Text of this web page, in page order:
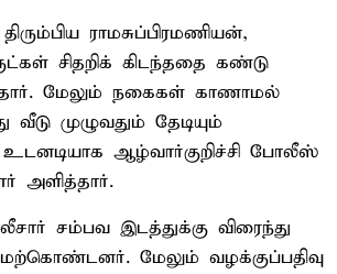
ராமசுப்பிரமணியன்,
சிதறிக் கிடந்ததை கண்டு
மேலும் நகைகள் காணாமல்
முழுவதும் தேடியும்
ஆழ்வார்குறிச்சி போலீஸ்
அளித்தார்.
சம்பவ இடத்துக்கு விரைந்து
மேலும் வழக்குப்பதிவு